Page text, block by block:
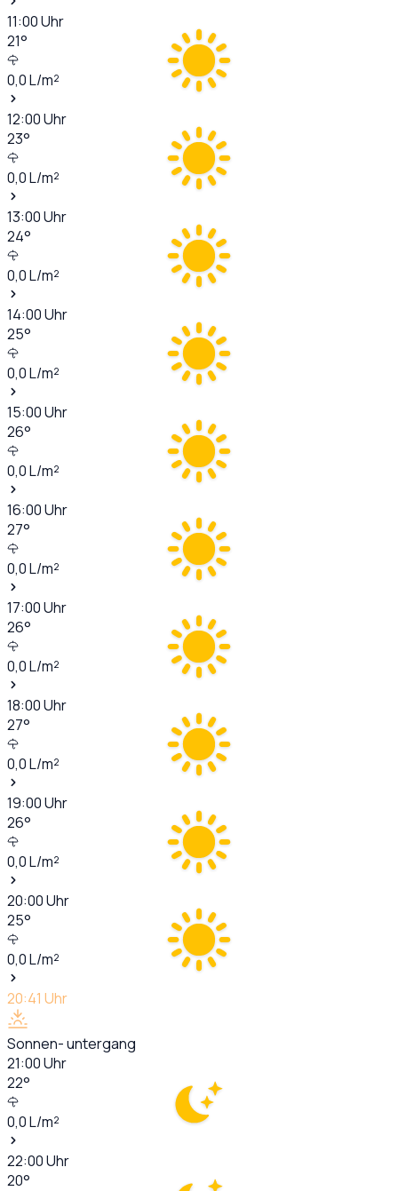
11:00Uhr
21°
0,0L/m²
12:00Uhr
23°
0,0L/m²
13:00Uhr
24°
0,0L/m²
14:00Uhr
25°
0,0L/m²
15:00Uhr
26°
0,0L/m²
16:00Uhr
27°
0,0L/m²
17:00Uhr
26°
0,0L/m²
18:00Uhr
27°
0,0L/m²
19:00Uhr
26°
0,0L/m²
20:00Uhr
25°
0,0L/m²
20:41 Uhr
Sonnen- untergang
21:00Uhr
22°
0,0L/m²
22:00Uhr
20°